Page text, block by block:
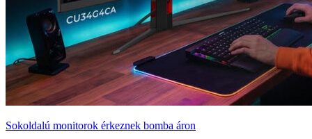
Sokoldalú monitorok érkeznek bomba áron